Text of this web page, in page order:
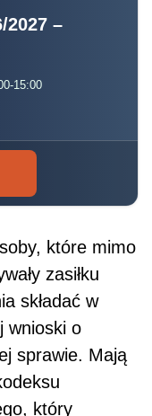
2027 –
15:00
które mimo
zasiłku
składać w
wnioski o
sprawie. Mają
który